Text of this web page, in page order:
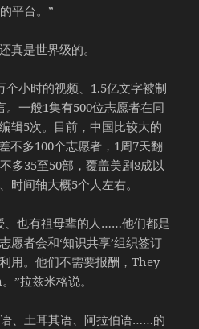
平台。”
真是世界级的。
小时的视频、1.5亿文字被制
。一般1集有500位志愿者在同
辑5次。目前，中国比较大的
不多100个志愿者，1周7天翻
多35至50部，覆盖美剧8成以
时间轴大概5个人左右。
、也有祖母辈的人……他们都是
愿者会和‘知识共享’组织签订
用。他们不需要报酬，They
拉兹米格说。
、土耳其语、阿拉伯语……的